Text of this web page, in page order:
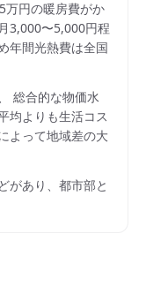
万円の暖房費がか
3,000〜5,000円程
年間光熱費は全国
総合的な物価水
均よりも生活コス
よって地域差の大
があり、都市部と